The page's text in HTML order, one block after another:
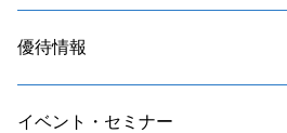
優待情報
イベント・セミナー